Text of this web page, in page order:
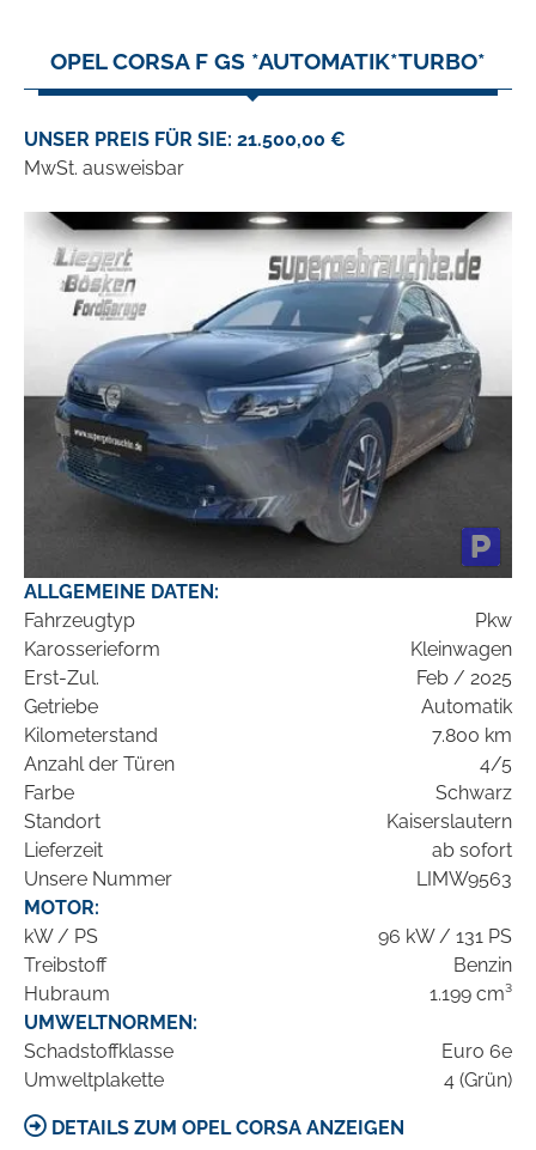
OPEL CORSA F GS *AUTOMATIK*TURBO*
UNSER PREIS FÜR SIE: 21.500,00 €
MwSt. ausweisbar
ALLGEMEINE DATEN:
Fahrzeugtyp
Pkw
Karosserieform
Kleinwagen
Erst-Zul.
Feb / 2025
Getriebe
Automatik
Kilometerstand
7.800 km
Anzahl der Türen
4/5
Farbe
Schwarz
Standort
Kaiserslautern
Lieferzeit
ab sofort
Unsere Nummer
LIMW9563
MOTOR:
kW / PS
96 kW / 131 PS
Treibstoff
Benzin
Hubraum
1.199 cm³
UMWELTNORMEN:
Schadstoffklasse
Euro 6e
Umweltplakette
4 (Grün)
DETAILS ZUM OPEL CORSA ANZEIGEN